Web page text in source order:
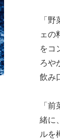
「
ェの
をコ
ろや
飲み
「
緒に
ルを